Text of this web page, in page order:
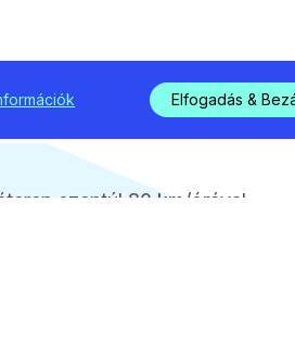
(2498) 5 perccel később
ezentúl 80 km/órával
Elfogadás &